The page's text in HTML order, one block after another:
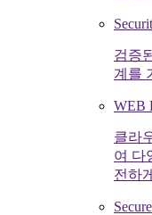
검증
계를
WEB
클라
여 다
전하